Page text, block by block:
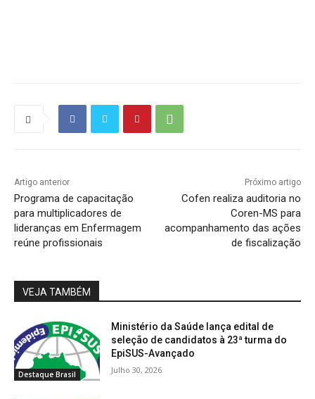
Artigo anterior
Programa de capacitação
para multiplicadores de
lideranças em Enfermagem
reúne profissionais
Próximo artigo
Cofen realiza auditoria no
Coren-MS para
acompanhamento das ações
de fiscalização
VEJA TAMBÉM
Destaque Brasil
Ministério da Saúde lança edital de
seleção de candidatos à 23ª turma do
EpiSUS-Avançado
Julho 30, 2026